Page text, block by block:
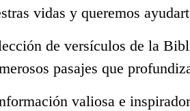
vidas y queremos
de versículos de la
pasajes que
valiosa e